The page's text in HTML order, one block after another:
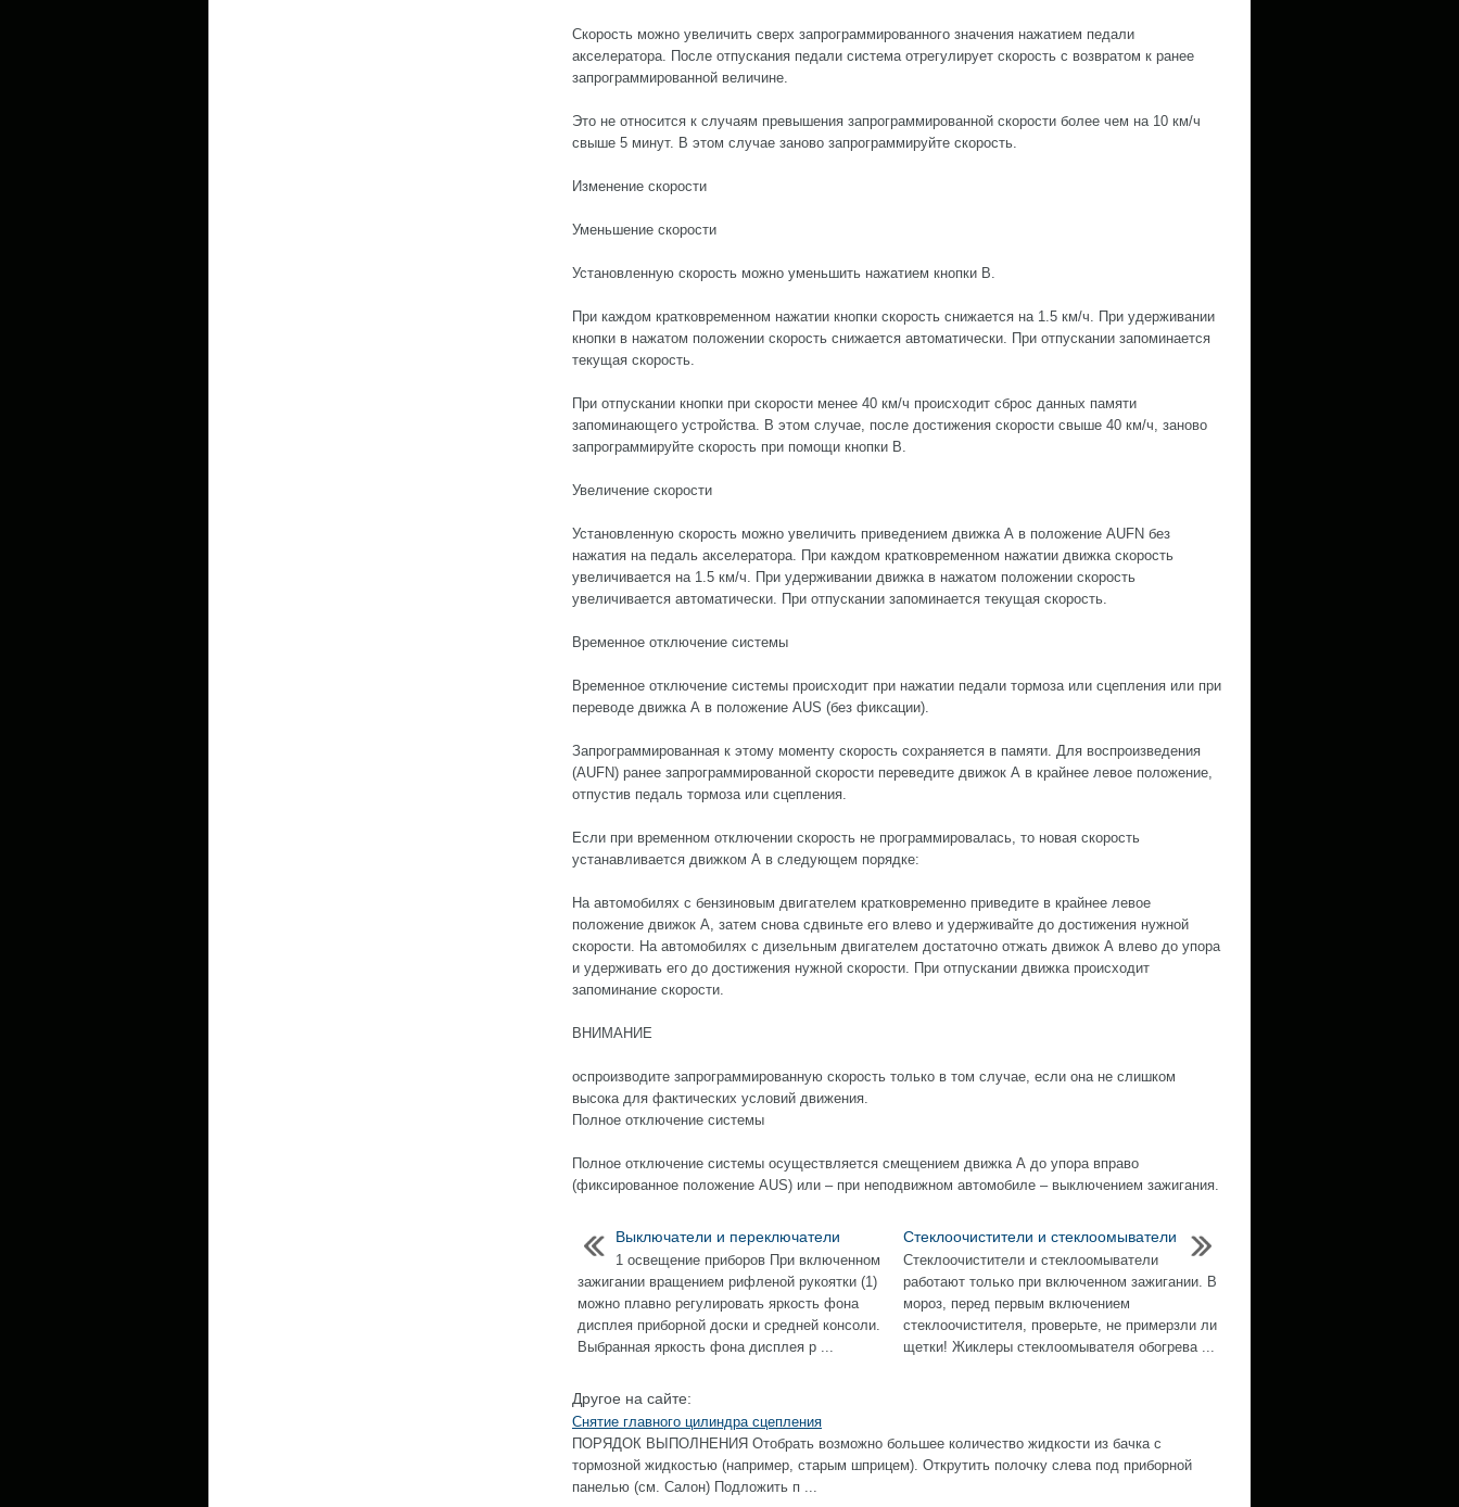
Скорость можно увеличить сверх запрограммированного значения нажатием педали
акселератора. После отпускания педали система отрегулирует скорость с возвратом к ранее
запрограммированной величине.
Это не относится к случаям превышения запрограммированной скорости более чем на 10 км/ч
свыше 5 минут. В этом случае заново запрограммируйте скорость.
Изменение скорости
Уменьшение скорости
Установленную скорость можно уменьшить нажатием кнопки В.
При каждом кратковременном нажатии кнопки скорость снижается на 1.5 км/ч. При удерживании
кнопки в нажатом положении скорость снижается автоматически. При отпускании запоминается
текущая скорость.
При отпускании кнопки при скорости менее 40 км/ч происходит сброс данных памяти
запоминающего устройства. В этом случае, после достижения скорости свыше 40 км/ч, заново
запрограммируйте скорость при помощи кнопки В.
Увеличение скорости
Установленную скорость можно увеличить приведением движка А в положение AUFN без
нажатия на педаль акселератора. При каждом кратковременном нажатии движка скорость
увеличивается на 1.5 км/ч. При удерживании движка в нажатом положении скорость
увеличивается автоматически. При отпускании запоминается текущая скорость.
Временное отключение системы
Временное отключение системы происходит при нажатии педали тормоза или сцепления или при
переводе движка А в положение AUS (без фиксации).
Запрограммированная к этому моменту скорость сохраняется в памяти. Для воспроизведения
(AUFN) ранее запрограммированной скорости переведите движок А в крайнее левое положение,
отпустив педаль тормоза или сцепления.
Если при временном отключении скорость не программировалась, то новая скорость
устанавливается движком А в следующем порядке:
На автомобилях с бензиновым двигателем кратковременно приведите в крайнее левое
положение движок А, затем снова сдвиньте его влево и удерживайте до достижения нужной
скорости. На автомобилях с дизельным двигателем достаточно отжать движок А влево до упора
и удерживать его до достижения нужной скорости. При отпускании движка происходит
запоминание скорости.
ВНИМАНИЕ
оспроизводите запрограммированную скорость только в том случае, если она не слишком
высока для фактических условий движения.
Полное отключение системы
Полное отключение системы осуществляется смещением движка А до упора вправо
(фиксированное положение AUS) или – при неподвижном автомобиле – выключением зажигания.
Выключатели и переключатели
1 освещение приборов При включенном
зажигании вращением рифленой рукоятки (1)
можно плавно регулировать яркость фона
дисплея приборной доски и средней консоли.
Выбранная яркость фона дисплея р ...
Стеклоочистители и стеклоомыватели
Стеклоочистители и стеклоомыватели
работают только при включенном зажигании. В
мороз, перед первым включением
стеклоочистителя, проверьте, не примерзли ли
щетки! Жиклеры стеклоомывателя обогрева ...
Другое на сайте:
Снятие главного цилиндра сцепления
ПОРЯДОК ВЫПОЛНЕНИЯ Отобрать возможно большее количество жидкости из бачка с
тормозной жидкостью (например, старым шприцем). Открутить полочку слева под приборной
панелью (см. Салон) Подложить п ...